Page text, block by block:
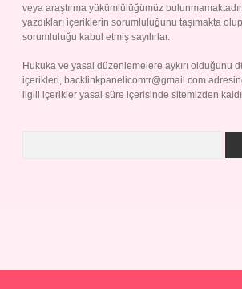
veya araştırma yükümlülüğümüz
yazdıkları içeriklerin sorumluluğunu taşımakta
sorumluluğu kabul etmiş sayılırlar.
Hukuka ve yasal düzenlemelere aykırı olduğunu
içerikleri, backlinkpanelicomtr@gmail.com
ilgili içerikler yasal süre içerisinde sitemizden